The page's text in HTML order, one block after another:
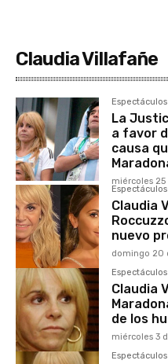
Claudia Villafañe
Espectáculos
La
a favor
causa
miércoles
Espectáculos
Claudia
nuevo
domingo 20
Espectáculos
Claudia
de los
miércoles 3
Espectáculos